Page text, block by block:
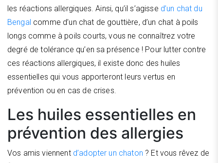
les réactions allergiques. Ainsi, qu’il s’agisse d’un chat du
Bengal comme d’un chat de gouttière, d’un chat à poils
longs comme à poils courts, vous ne connaîtrez votre
degré de tolérance qu’en sa présence ! Pour lutter contre
ces réactions allergiques, il existe donc des huiles
essentielles qui vous apporteront leurs vertus en
prévention ou en cas de crises.
Les huiles essentielles en
prévention des allergies
Vos amis viennent d’adopter un chaton ? Et vous rêvez de